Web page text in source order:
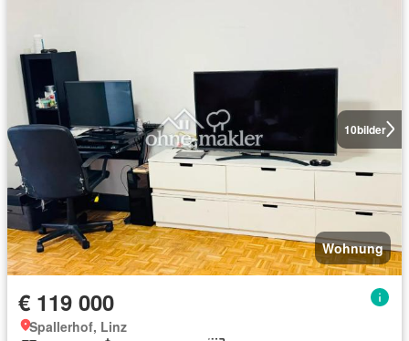
10bilder
Wohnung
€ 119 000
Spallerhof, Linz